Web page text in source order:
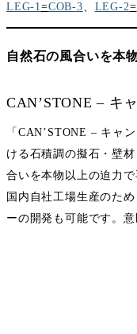
LEG-1=COB-3、 LEG-2=
自然石の風合いを本
CAN’STONE – キ
「CAN’STONE – キャ
ける石積調の擬石・壁
合いを本物以上の迫力
国内自社工場生産のた
ーの開発も可能です。